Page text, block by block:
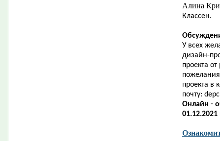
Алина
Классен.
У всех
дизайн-
проекта
проекта в
почту:
Онлайн -
01.12.2021